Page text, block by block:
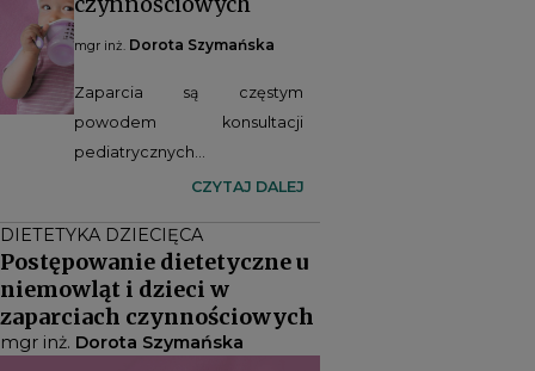
mgr inż. Dorota Szymańska
Zaparcia są częstym
powodem konsultacji
pediatrycznych i
gastroenterologicznych.
dotyczy dzieci przed
ukończeniem 1. r.ż., a 16%
dzieci w wieku 22 miesięcy.
Zaparcie może mieć podłoże
organiczne lub
CZYTAJ DALEJ
DIETETYKA DZIECIĘCA
Postępowanie dietetyczne u
niemowląt i dzieci w
zaparciach czynnościowych
mgr inż. Dorota Szymańska